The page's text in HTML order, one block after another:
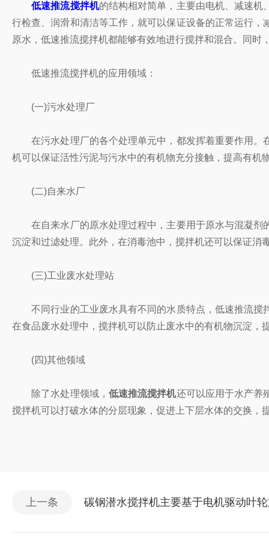
低速推流搅拌机的结构相对简单，主要由电机、减速机
行检查、润滑和清洁等工作，就可以保证设备的正常运行
原水，低速推流搅拌机都能够有效地进行搅拌和混合。同
低速推流搅拌机的应用领域：
(一)污水处理厂
在污水处理厂的各个处理单元中，都发挥着重要作用。
机可以保证活性污泥与污水中的有机物充分接触，提高有
(二)自来水厂
在自来水厂的原水处理过程中，主要用于原水与混凝剂
沉淀和过滤处理。此外，在消毒池中，搅拌机还可以保证
(三)工业废水处理站
不同行业的工业废水具有不同的水质特点，低速推流搅
在食品废水处理中，搅拌机可以防止废水中的有机物沉淀
(四)其他领域
除了水处理领域， 低速推流搅拌机还可以应用于水产养
搅拌机可以打破水体的分层现象，促进上下层水体的交换，
上一条 碳钢潜水搅拌机主要基于电机驱动叶